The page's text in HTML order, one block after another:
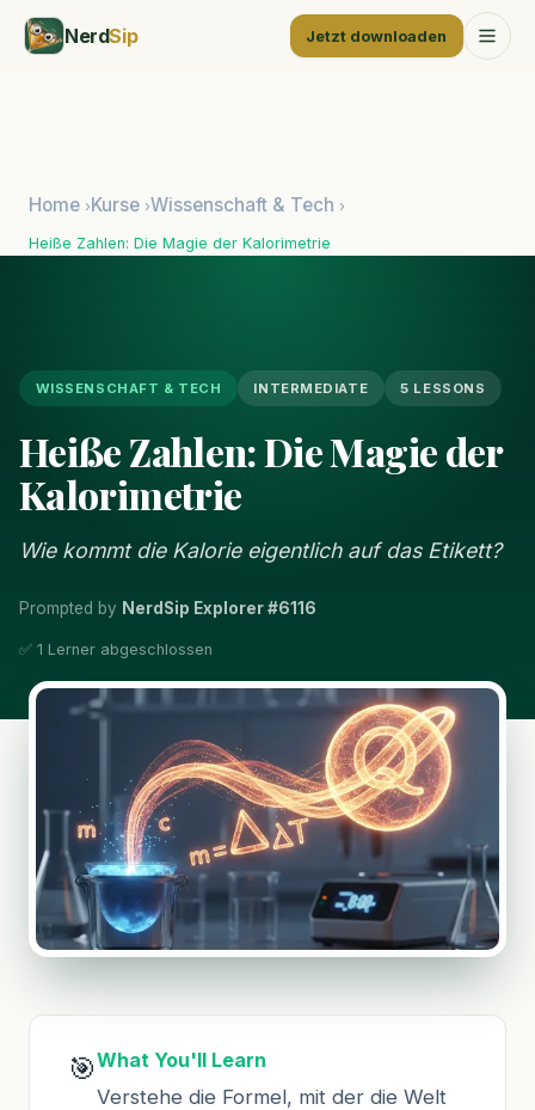
NerdSip Jetzt downloaden
Home ›Kurse ›Wissenschaft & Tech ›
Heiße Zahlen: Die Magie der Kalorimetrie
WISSENSCHAFT & TECH INTERMEDIATE 5 LESSONS
Heiße Zahlen: Die Magie der
Kalorimetrie
Wie kommt die Kalorie eigentlich auf das Etikett?
Prompted by NerdSip Explorer #6116
✅ 1 Lerner abgeschlossen
🎯What You'll Learn
Verstehe die Formel, mit der die Welt